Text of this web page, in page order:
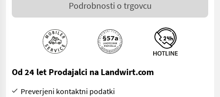
Podrobnosti o trgovcu
Od 24 let Prodajalci na Landwirt.com
Preverjeni kontaktni podatki